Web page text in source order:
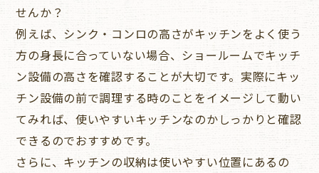
せんか？
例えば、シンク・コンロの高さがキッチンをよく使う
方の身長に合っていない場合、ショールームでキッチ
ン設備の高さを確認することが大切です。実際にキッ
チン設備の前で調理する時のことをイメージして動い
てみれば、使いやすいキッチンなのかしっかりと確認
できるのでおすすめです。
さらに、キッチンの収納は使いやすい位置にあるの